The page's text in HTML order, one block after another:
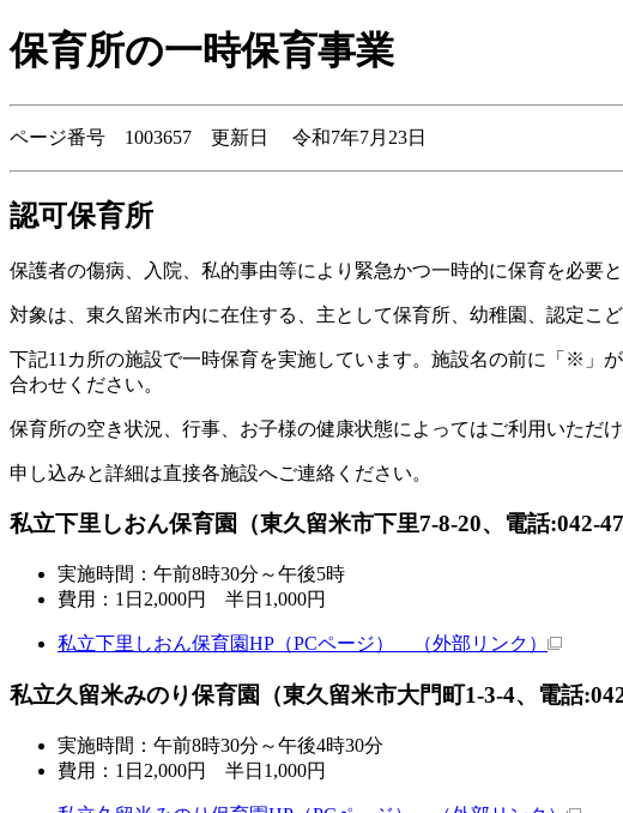
保育所の一時保育事業
ページ番号 1003657 更新日 令和7年7月23日
認可保育所
保護者の傷病、入院、私的事由等により緊急かつ一時的に保育を必要
対象は、東久留米市内に在住する、主として保育所、幼稚園、認定こ
下記11カ所の施設で一時保育を実施しています。施設名の前に「※」
合わせください。
保育所の空き状況、行事、お子様の健康状態によってはご利用いただ
申し込みと詳細は直接各施設へご連絡ください。
私立下里しおん保育園（東久留米市下里7-8-20、電話:042-
実施時間：午前8時30分～午後5時
費用：1日2,000円 半日1,000円
私立下里しおん保育園HP（PCページ） （外部リンク）
私立久留米みのり保育園（東久留米市大門町1-3-4、電話
実施時間：午前8時30分～午後4時30分
費用：1日2,000円 半日1,000円